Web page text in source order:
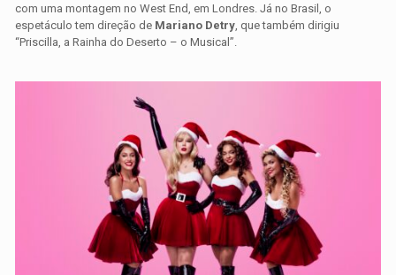
com uma montagem no West End, em Londres.Já no Brasil, o
espetáculo tem direção de Mariano Detry , que também dirigiu
“Priscilla, a Rainha do Deserto – o Musical”.